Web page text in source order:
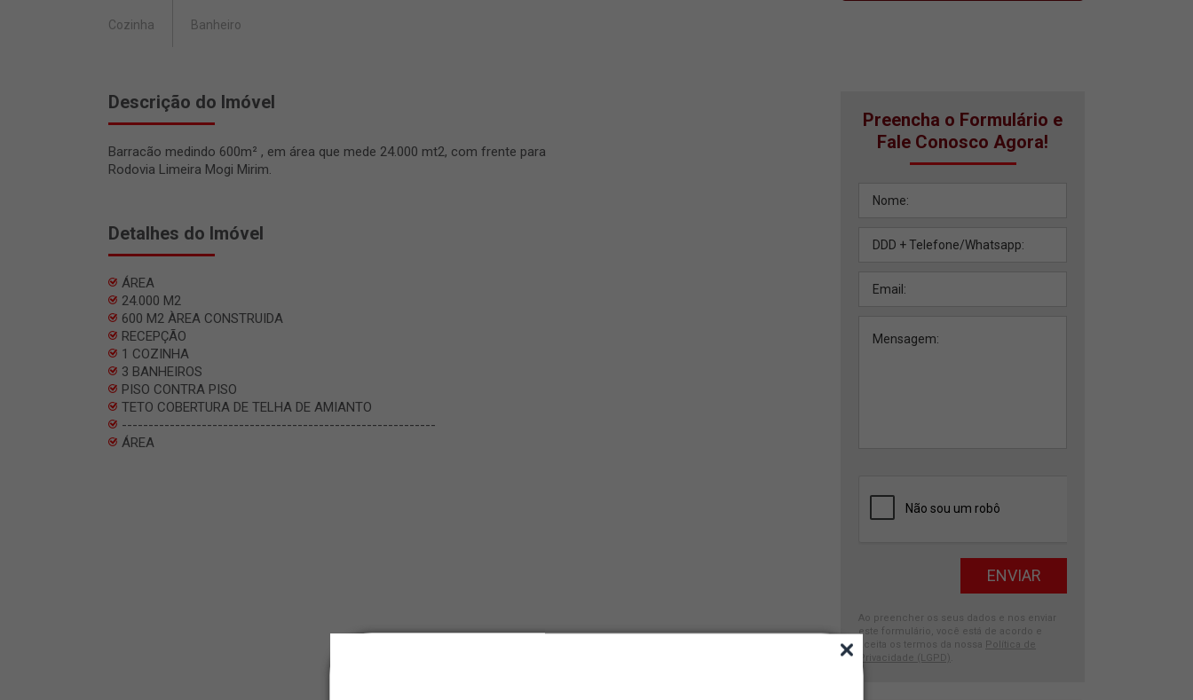
Cozinha Banheiro
Descrição do Imóvel
Barracão medindo 600m² , em área que mede 24.000 mt2, com frente para
Rodovia Limeira Mogi Mirim.
Detalhes do Imóvel
ÁREA
24.000 M2
600 M2 ÀREA CONSTRUIDA
RECEPÇÃO
1 COZINHA
3 BANHEIROS
PISO CONTRA PISO
TETO COBERTURA DE TELHA DE AMIANTO
-----------------------------------------------------------
ÁREA
Preencha o Formulário e
Fale Conosco Agora!
Ao preencher os seus dados e nos enviar
este formulário, você está de acordo e
aceita os termos da nossa
Política de
Privacidade (LGPD)